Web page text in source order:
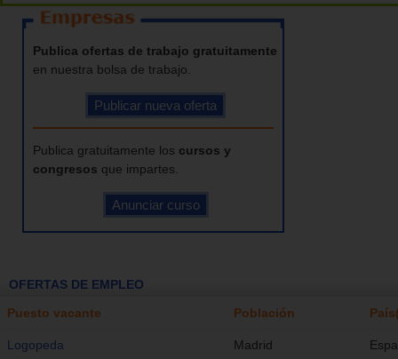
Publica ofertas de trabajo gratuitamente
en nuestra bolsa de trabajo.
Publica gratuitamente los cursos y
congresos que impartes.
OFERTAS DE EMPLEO
Puesto vacante
Población
Logopeda Madrid